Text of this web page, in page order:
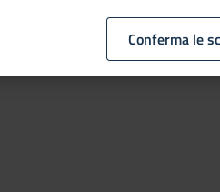
Conferma le